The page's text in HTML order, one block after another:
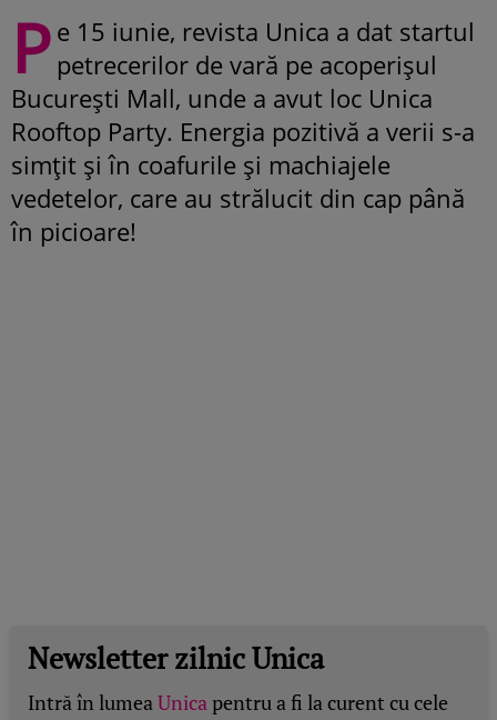
P e 15 iunie, revista Unica a dat startul
petrecerilor de vară pe acoperișul
București Mall, unde a avut loc Unica
Rooftop Party. Energia pozitivă a verii s-a
simțit și în coafurile și machiajele
vedetelor, care au strălucit din cap până
în picioare!
Newsletter zilnic Unica
Intră în lumeaUnicapentru a fi la curent cu cele